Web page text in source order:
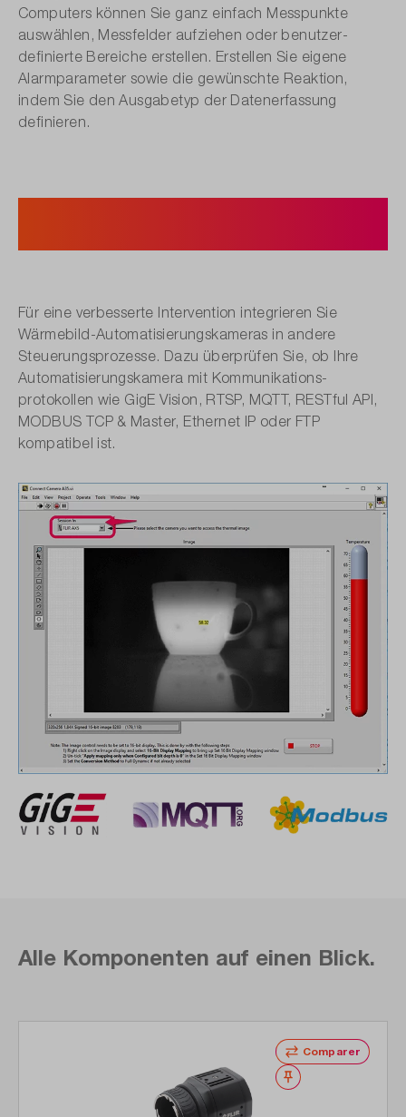
Computers können Sie ganz einfach Messpunkte
auswählen, Messfelder aufziehen oder benutzer­
definierte Bereiche erstellen. Erstellen Sie eigene
Alarmparameter sowie die gewünschte Reaktion,
indem Sie den Ausgabetyp der Daten­erfassung
definieren.
Für eine verbesserte Intervention integrieren Sie
Wärmebild-Automatisierungskameras in andere
Steuerungsprozesse. Dazu überprüfen Sie, ob Ihre
Automatisierungskamera mit Kommunikations­
protokollen wie GigE Vision, RTSP, MQTT, RESTful API,
MODBUS TCP & Master, Ethernet IP oder FTP
kompatibel ist.
Alle Komponenten auf einen Blick.
Comparer
Noter